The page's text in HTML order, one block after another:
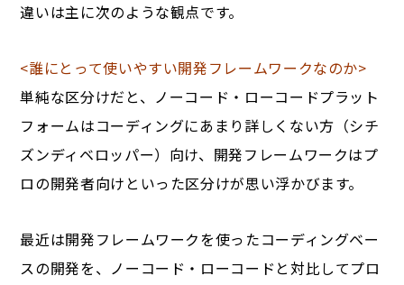
違いは主に次のような観点です。
<誰にとって使いやすい開発フレームワークなのか>
単純な区分けだと、ノーコード・ローコードプラット
フォームはコーディングにあまり詳しくない方（シチ
ズンディベロッパー）向け、開発フレームワークはプ
ロの開発者向けといった区分けが思い浮かびます。
最近は開発フレームワークを使ったコーディングベー
スの開発を、ノーコード・ローコードと対比してプロ